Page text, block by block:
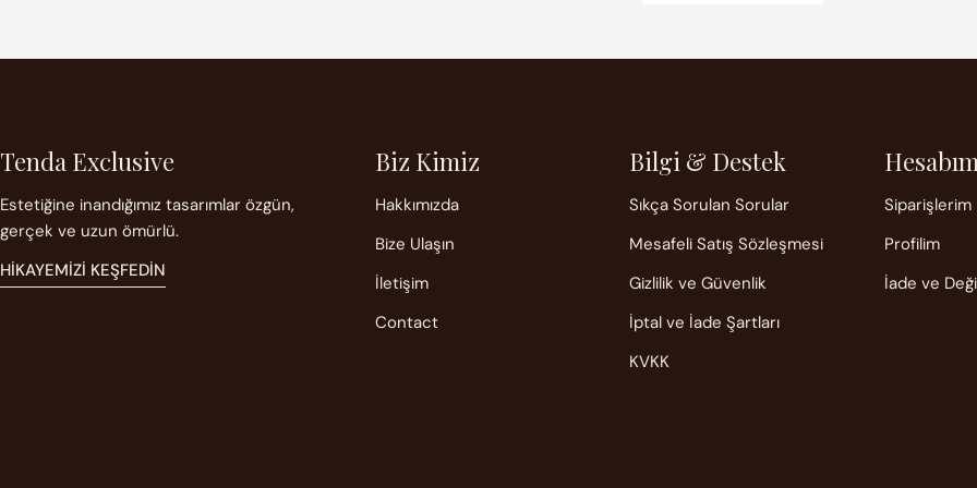
Tenda Exclusive
Estetiğine inandığımız tasarımlar özgün,
gerçek ve uzun ömürlü.
HIKAYEMIZI KEŞFEDIN
Biz Kimiz
Hakkımızda
Bize Ulaşın
İletişim
Contact
Bilgi & Destek
Sıkça Sorulan Sorular
Mesafeli Satış Sözleşmesi
Gizlilik ve Güvenlik
İptal ve İade Şartları
KVKK
Siparişlerim
Profilim
İade ve